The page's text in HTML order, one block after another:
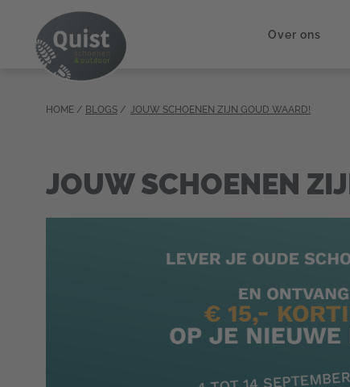
Over ons
HOME / BLOGS JOUW SCHOENEN ZIJN GOUD WAARD!
JOUW SCHOENEN